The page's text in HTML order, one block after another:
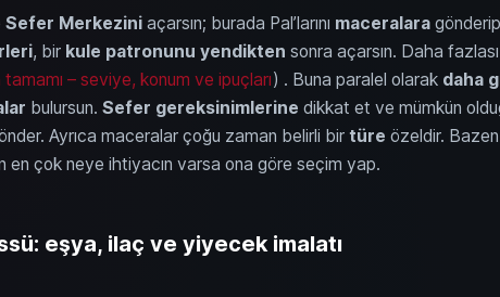
Sefer Merkeziniaçarsın; burada Pal’larını maceralara
, bir kule patronunu yendikten sonra açarsın. Daha
– seviye, konum ve ipuçları) . Buna paralel olarak daha
bulursun. Sefer gereksinimlerine dikkat et ve mümkün
Ayrıca maceralar çoğu zaman belirli bir türe özeldir.
en çok neye ihtiyacın varsa ona göre seçim yap.
eşya, ilaç ve yiyecek imalatı